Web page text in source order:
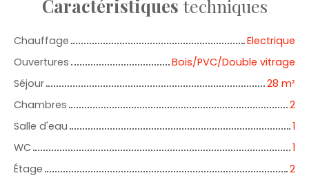
Caractéristiques techniques
Chauffage
Electrique
Ouvertures
Bois/PVC/Double vitrage
Séjour
28 m²
Chambres
2
Salle d'eau
1
WC
1
Étage
2